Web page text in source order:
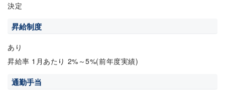
決定
昇給制度
あり
昇給率 1月あたり 2%～5%(前年度実績)
通勤手当